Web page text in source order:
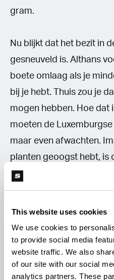
This website uses cookies
We use cookies to
to provide social media
website traffic. We also
of our site with our social
analytics partners. These
gram.
Nu blijkt dat het bezit in
gesneuveld is. Althans
boete omlaag als je
bij je hebt. Thuis zou je
mogen hebben. Hoe dat
moeten de
maar even afwachten.
planten geoogst hebt, is
hoger dan 3 gram. De
nog een door de staat
stemden 38
plannen.